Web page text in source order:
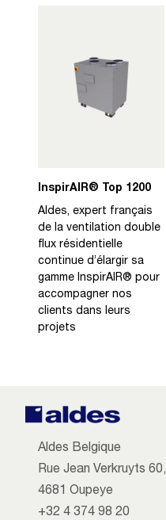
InspirAIR® Top 1200
Aldes, expert français
de la ventilation double
flux résidentielle
continue d’élargir sa
gamme InspirAIR® pour
accompagner nos
clients dans leurs
projets
Aldes Belgique
Rue Jean Verkruyts 60,
4681 Oupeye
+32 4 374 98 20